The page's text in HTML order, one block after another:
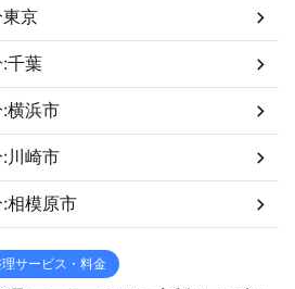
京
千葉
横浜市
川崎市
相模原市
サービス・料金